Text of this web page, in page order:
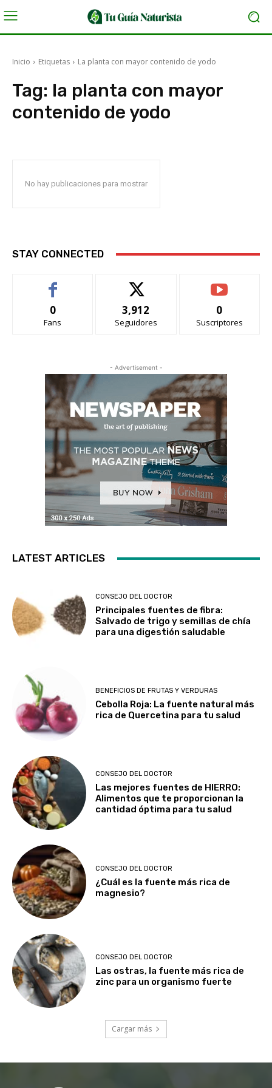
Inicio Etiquetas La planta con mayor contenido de yodo
Tag: la planta con mayor
contenido de yodo
No hay publicaciones para mostrar
STAY CONNECTED
0
Fans
3,912
Seguidores
0
Suscriptores
- Advertisement -
LATEST ARTICLES
CONSEJO DEL DOCTOR
Principales fuentes de fibra:
Salvado de trigo y semillas de chía
para una digestión saludable
BENEFICIOS DE FRUTAS Y VERDURAS
Cebolla Roja: La fuente natural más
rica de Quercetina para tu salud
CONSEJO DEL DOCTOR
Las mejores fuentes de HIERRO:
Alimentos que te proporcionan la
cantidad óptima para tu salud
CONSEJO DEL DOCTOR
¿Cuál es la fuente más rica de
magnesio?
CONSEJO DEL DOCTOR
Las ostras, la fuente más rica de
zinc para un organismo fuerte
Cargar más